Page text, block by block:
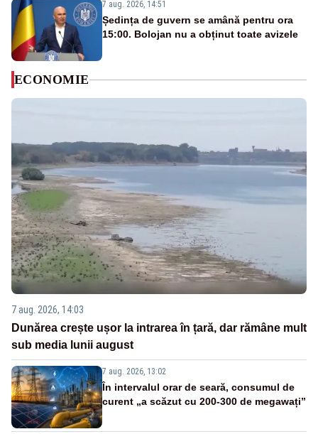
7 aug. 2026, 14:51
Ședința de guvern se amână pentru ora
15:00. Bolojan nu a obținut toate avizele
ECONOMIE
7 aug. 2026, 14:03
Dunărea crește ușor la intrarea în țară, dar rămâne mult
sub media lunii august
7 aug. 2026, 13:02
În intervalul orar de seară, consumul de
curent „a scăzut cu 200-300 de megawați”